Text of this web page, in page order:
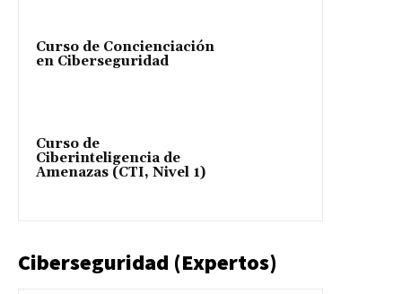
Curso de Concienciación
en Ciberseguridad
Curso de
Ciberinteligencia de
Amenazas (CTI, Nivel 1)
Ciberseguridad (Expertos)